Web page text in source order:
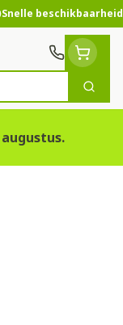
Snelle beschikbaarheid
Zoek